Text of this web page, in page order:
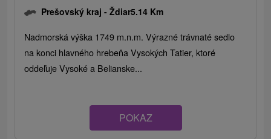
Prešovský kraj -Ždiar5.14 Km
Nadmorská výška 1749 m.n.m. Výrazné trávnaté sedlo
na konci hlavného hrebeňa Vysokých Tatier, ktoré
oddeľuje Vysoké a Belianske...
POKAZ